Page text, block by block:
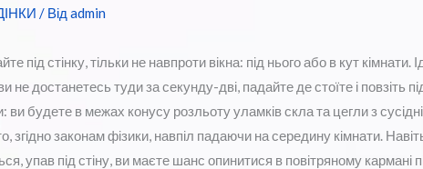
/ Від admin
під стінку, тільки не навпроти вікна: під нього або в кут кімнати.
достанетесь туди за секунду-дві, падайте де стоїте і повзіть
ви будете в межах конусу розльоту уламків скла та цегли з
згідно законам фізики, навпіл падаючи на середину кімнати.
упав під стіну, ви маєте шанс опинитися в повітряному кармані